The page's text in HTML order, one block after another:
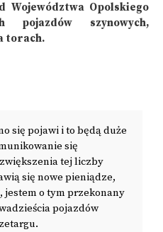
Województwa Opolskiego
pojazdów szynowych,
torach.
się pojawi i to będą duże
się
tej liczby
się nowe pieniądze,
jestem o tym przekonany
pojazdów